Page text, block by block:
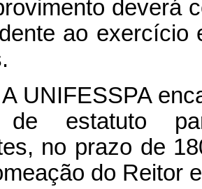
deverá
ao exercício
UNIFESSPA
de estatuto
no prazo de
do Reitor